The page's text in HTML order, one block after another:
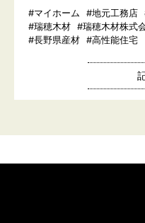
#マイホーム #地元工務店
#瑞穂木材 #瑞穂木材株式
#長野県産材 #高性能住宅